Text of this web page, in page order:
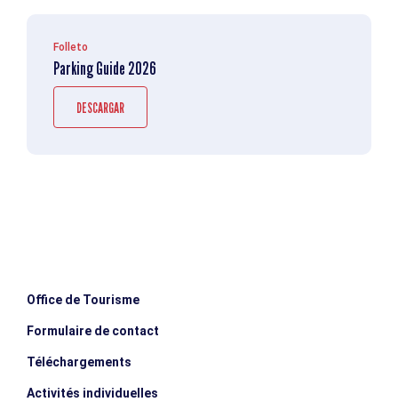
Folleto
Parking Guide 2026
DESCARGAR
Office de Tourisme
Formulaire de contact
Téléchargements
Activités individuelles